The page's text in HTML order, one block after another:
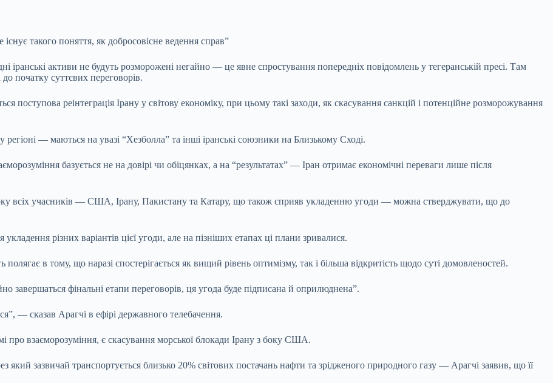
такого поняття, як добросовісне ведення справ”
іранські активи не будуть розморожені негайно — це явне спростування попередніх повідомлень у тегеранській пресі. Там
початку суттєвих переговорів.
поступова реінтеграція Ірану у світову економіку, при цьому такі заходи, як скасування санкцій і потенційне розморожування
— маються на увазі “Хезболла” та інші іранські союзники на Близькому Сході.
базується не на довірі чи обіцянках, а на “результатах” — Іран отримає економічні переваги лише після
всіх учасників — США, Ірану, Пакистану та Катару, що також сприяв укладенню угоди — можна стверджувати, що до
різних варіантів цієї угоди, але на пізніших етапах ці плани зривалися.
полягає в тому, що наразі спостерігається як вищий рівень оптимізму, так і більша відкритість щодо суті домовленостей.
завершаться фінальні етапи переговорів, ця угода буде підписана й оприлюднена”.
— сказав Арагчі в ефірі державного телебачення.
взаєморозуміння, є скасування морської блокади Ірану з боку США.
зазвичай транспортується близько 20% світових постачань нафти та зрідженого природного газу — Арагчі заявив, що її